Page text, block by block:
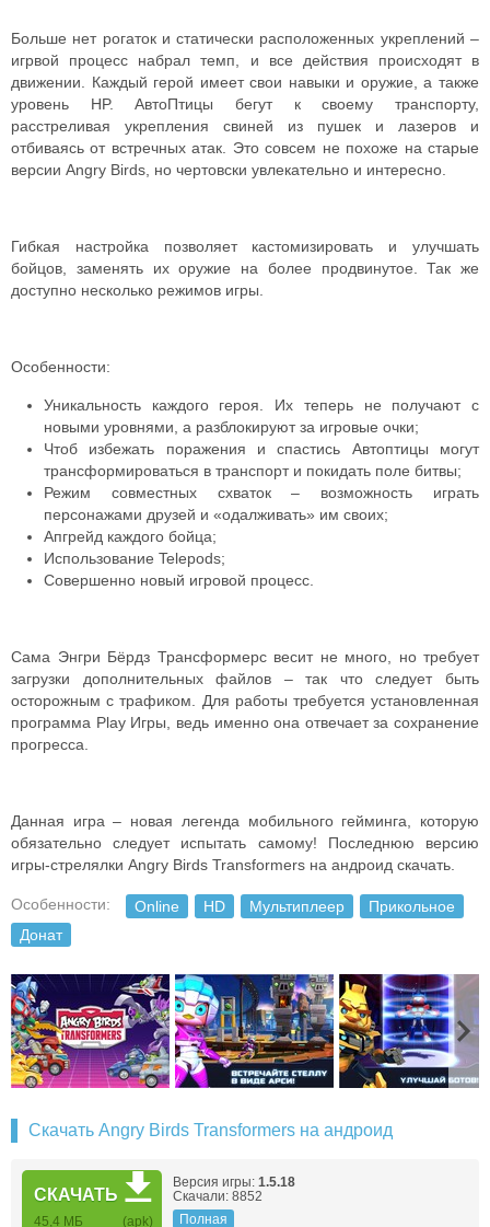
Больше нет рогаток и статически расположенных укреплений –
игрвой процесс набрал темп, и все действия происходят в
движении. Каждый герой имеет свои навыки и оружие, а также
уровень HP. АвтоПтицы бегут к своему транспорту,
расстреливая укрепления свиней из пушек и лазеров и
отбиваясь от встречных атак. Это совсем не похоже на старые
версии Angry Birds, но чертовски увлекательно и интересно.
Гибкая настройка позволяет кастомизировать и улучшать
бойцов, заменять их оружие на более продвинутое. Так же
доступно несколько режимов игры.
Особенности:
Уникальность каждого героя. Их теперь не получают с
новыми уровнями, а разблокируют за игровые очки;
Чтоб избежать поражения и спастись Автоптицы могут
трансформироваться в транспорт и покидать поле битвы;
Режим совместных схваток – возможность играть
персонажами друзей и «одалживать» им своих;
Апгрейд каждого бойца;
Использование Telepods;
Совершенно новый игровой процесс.
Сама Энгри Бёрдз Трансформерс весит не много, но требует
загрузки дополнительных файлов – так что следует быть
осторожным с трафиком. Для работы требуется установленная
программа Play Игры, ведь именно она отвечает за сохранение
прогресса.
Данная игра – новая легенда мобильного гейминга, которую
обязательно следует испытать самому! Последнюю версию
игры-стрелялки Angry Birds Transformers на андроид скачать.
Особенности: Online HD Мультиплеер
Прикольное
Донат
Скачать Angry Birds Transformers на андроид
СКАЧАТЬ
45,4 MБ (apk)
Версия игры: 1.5.18
Скачали: 8852
Полная